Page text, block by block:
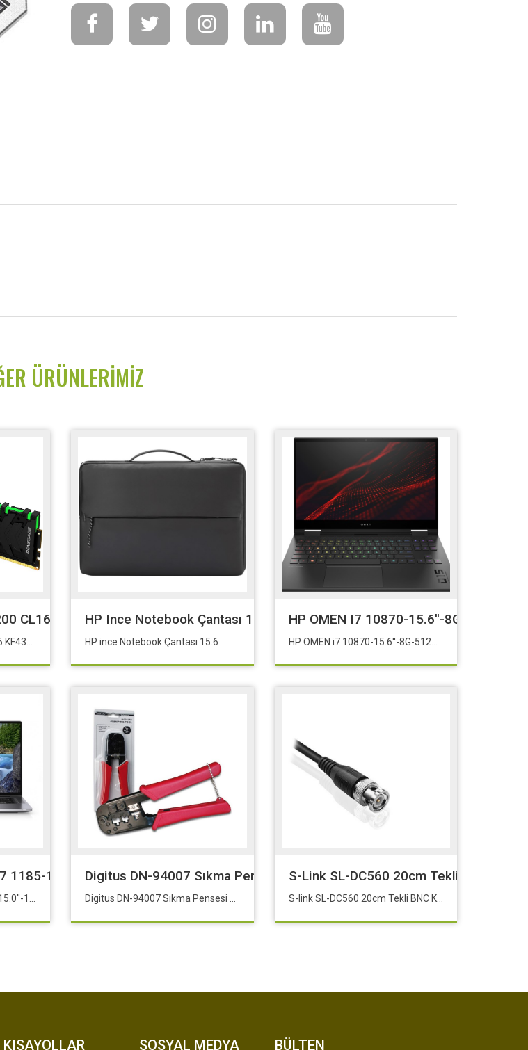
ÜRÜNLERIMIZ
CL16 KF432C16RBA/8HP Ince Notebook Çantası 15.6
HP ince Notebook Çantası 15.6
HP OMEN I7 10870-15.6''-8G-512SSD-
1185-15.0''-16G-512SSD-WPro
Digitus DN-94007 Sıkma Pensesi P/8C (RJ-45), 6P/6C (RJ-12) Ve 6P/4C
S-Link SL-DC560 20cm Tekli BNC Kablo
S-link SL-DC560 20cm Tekli BNC Kablo
KISAYOLLAR SOSYAL MEDYA BÜLTEN